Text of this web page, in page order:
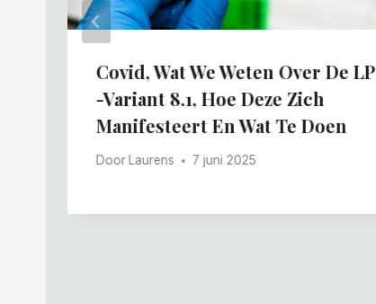
Covid, Wat We Weten Over De LP
-variant 8.1, Hoe Deze Zich
Manifesteert En Wat Te Doen
Door Laurens 7 juni 2025